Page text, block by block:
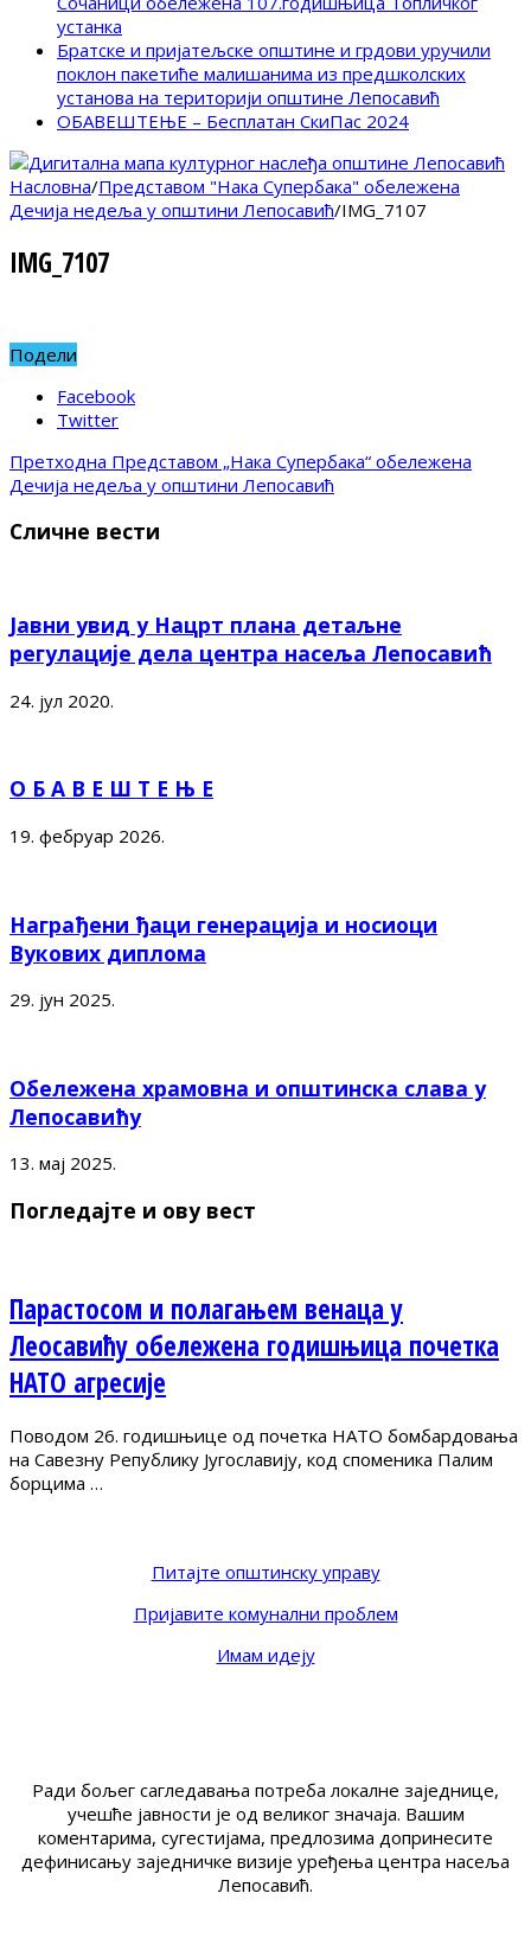
устанка
Братске и пријатељске општине и грдови уручили
поклон пакетиће малишанима из предшколских
установа на територији општине Лепосавић
ОБАВЕШТЕЊЕ – Бесплатан СкиПас 2024
Насловна/Представом "Нака Супербака" обележена
Дечија недеља у општини Лепосавић/IMG_7107
IMG_7107
Подели
Facebook
Twitter
Претходна Представом „Нака Супербака“ обележена
Дечија недеља у општини Лепосавић
Сличне вести
Јавни увид у Нацрт плана детаљне
регулације дела центра насеља Лепосавић
24. јул 2020.
О Б А В Е Ш Т Е Њ Е
19. фебруар 2026.
Награђени ђаци генерација и носиоци
Вукових диплома
29. јун 2025.
Обележена храмовна и општинска слава у
Лепосавићу
13. мај 2025.
Погледајте и ову вест
Парастосом и полагањем венаца у
Леосавићу обележена годишњица почетка
НАТО агресије
Поводом 26. годишњице од почетка НАТО бомбардовања
на Савезну Републику Југославију, код споменика Палим
борцима …
Питајте општинску управу
Пријавите комунални проблем
Имам идеју
Ради бољег сагледавања потреба локалне заједнице,
учешће јавности је од великог значаја. Вашим
коментарима, сугестијама, предлозима допринесите
дефинисању заједничке визије уређења центра насеља
Лепосавић.